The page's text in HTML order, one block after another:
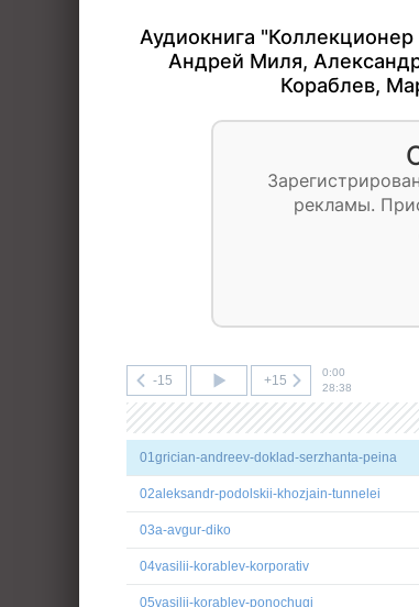
Аудиокнига
Андрей Миля,
Кораблев,
рекламы.
-15 +15
0:00
28:38
01grician-andreev-doklad-serzhanta-peina
02aleksandr-podolskii-khozjain-tunnelei
03a-avgur-diko
04vasilii-korablev-korporativ
05vasilii-korablev-ponochugi